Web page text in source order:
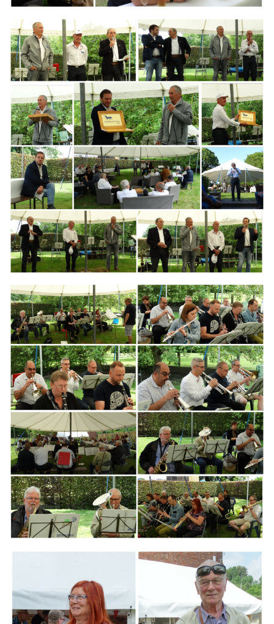
Branding
ARMCHAIR
Branding
ARMCHAIR
Branding